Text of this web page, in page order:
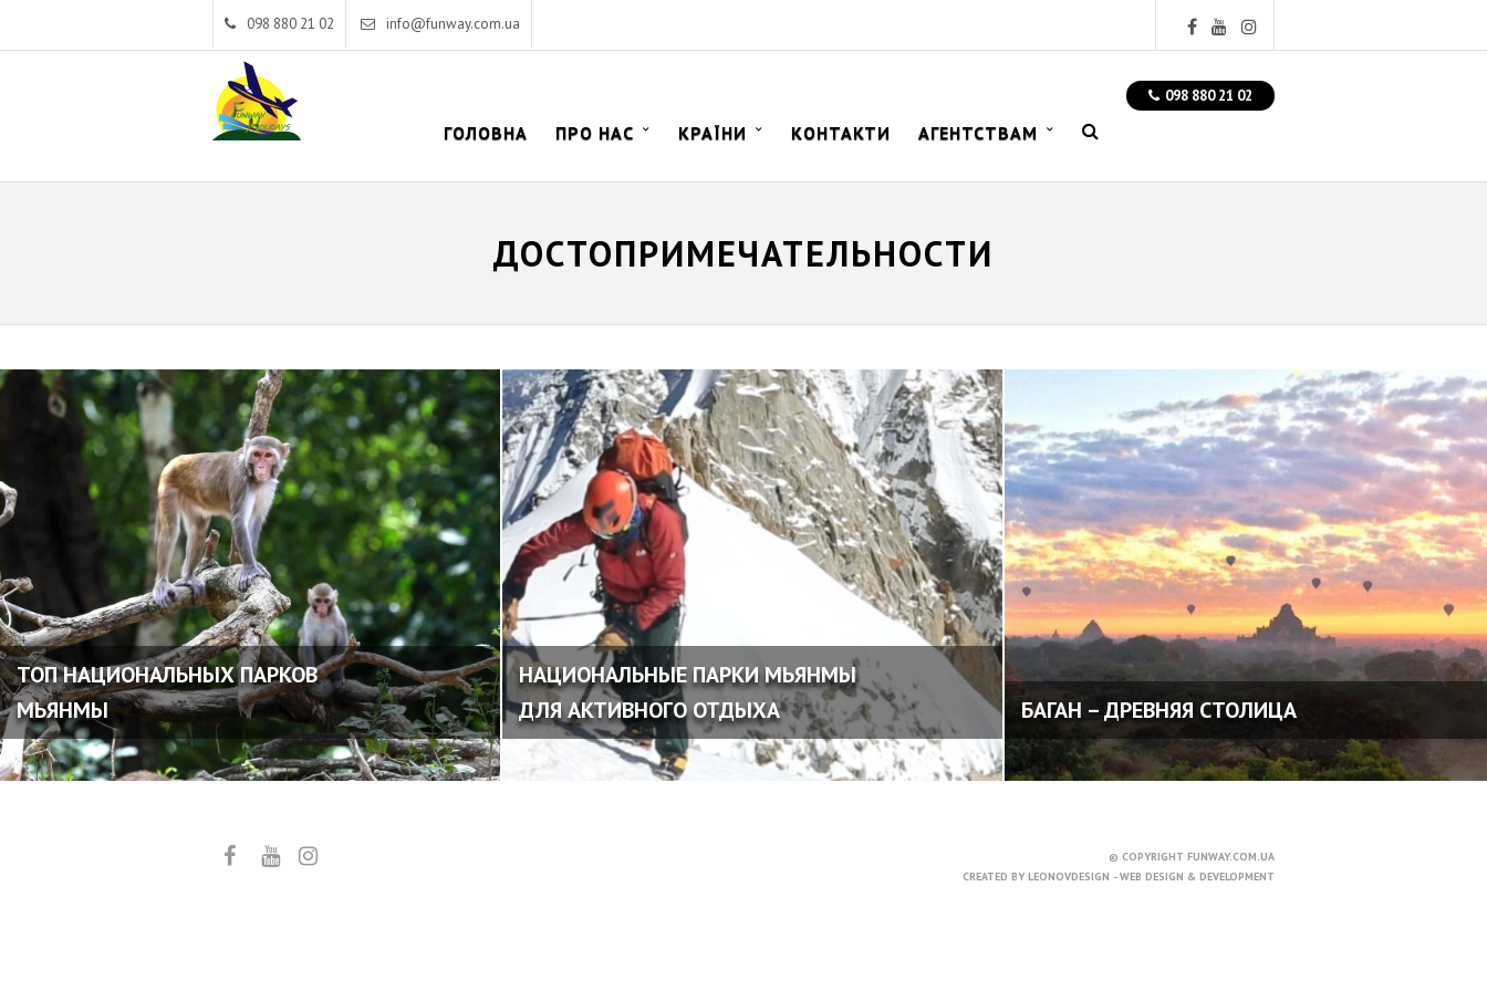
098 880 21 02 info@funway.com.ua
098 880 21 02
ГОЛОВНА ПРО НАС КРАЇНИ КОНТАКТИ АГЕНТСТВАМ
ДОСТОПРИМЕЧАТЕЛЬНОСТИ
ТОП НАЦИОНАЛЬНЫХ ПАРКОВ
МЬЯНМЫ
НАЦИОНАЛЬНЫЕ ПАРКИ МЬЯНМЫ
ДЛЯ АКТИВНОГО ОТДЫХА
БАГАН – ДРЕВНЯЯ СТОЛИЦА
© COPYRIGHT FUNWAY.COM.UA
CREATED BY LEONOVDESIGN - WEB DESIGN & DEVELOPMENT